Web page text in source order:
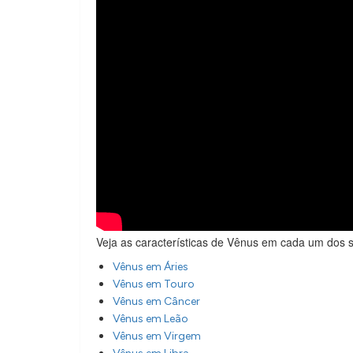
Veja as características de Vênus em cada um dos
Vênus em Áries
Vênus em Touro
Vênus em Câncer
Vênus em Leão
Vênus em Virgem